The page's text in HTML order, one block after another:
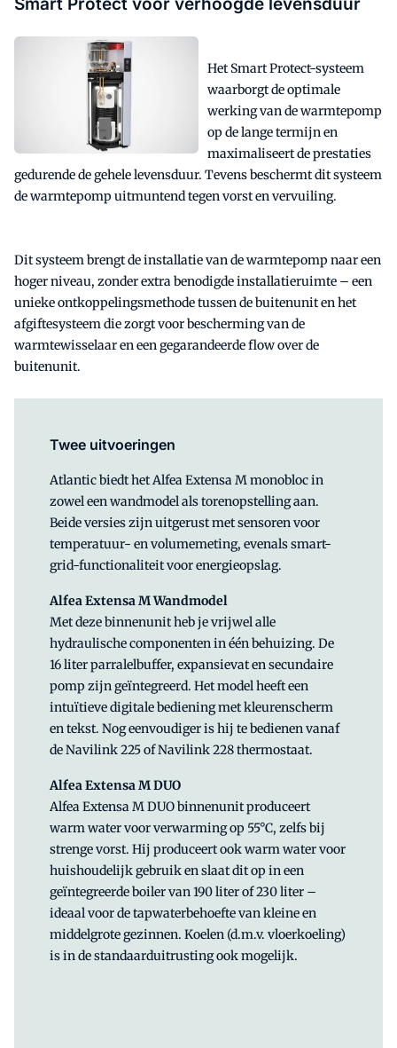
Smart Protect voor verhoogde levensduur
Het Smart Protect-systeem
waarborgt de optimale
werking van de warmtepomp
op de lange termijn en
maximaliseert de prestaties
gedurende de gehele levensduur. Tevens beschermt dit systeem
de warmtepomp uitmuntend tegen vorst en vervuiling.
Dit systeem brengt de installatie van de warmtepomp naar een
hoger niveau, zonder extra benodigde installatieruimte – een
unieke ontkoppelingsmethode tussen de buitenunit en het
afgiftesysteem die zorgt voor bescherming van de
warmtewisselaar en een gegarandeerde flow over de
buitenunit.
Twee uitvoeringen
Atlantic biedt het Alfea Extensa M monobloc in
zowel een wandmodel als torenopstelling aan.
Beide versies zijn uitgerust met sensoren voor
temperatuur- en volumemeting, evenals smart-
grid-functionaliteit voor energieopslag.
Alfea Extensa M Wandmodel
Met deze binnenunit heb je vrijwel alle
hydraulische componenten in één behuizing. De
16 liter parralelbuffer, expansievat en secundaire
pomp zijn geïntegreerd. Het model heeft een
intuïtieve digitale bediening met kleurenscherm
en tekst. Nog eenvoudiger is hij te bedienen vanaf
de Navilink 225 of Navilink 228 thermostaat.
Alfea Extensa M DUO
Alfea Extensa M DUO binnenunit produceert
warm water voor verwarming op 55°C, zelfs bij
strenge vorst. Hij produceert ook warm water voor
huishoudelijk gebruik en slaat dit op in een
geïntegreerde boiler van 190 liter of 230 liter –
ideaal voor de tapwaterbehoefte van kleine en
middelgrote gezinnen. Koelen (d.m.v. vloerkoeling)
is in de standaarduitrusting ook mogelijk.